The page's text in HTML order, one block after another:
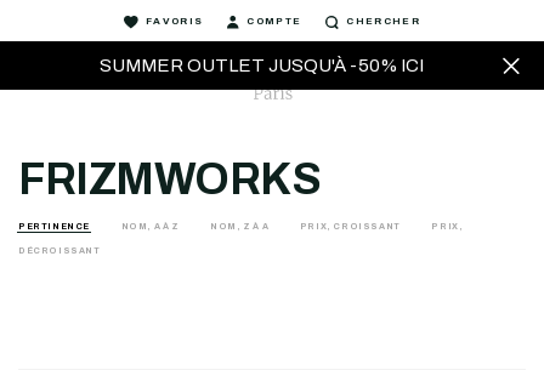
SUMMER OUTLET JUSQU'À -50% ICI
FAVORIS COMPTE CHERCHER
FRIZMWORKS
PERTINENCE NOM, A À Z NOM, Z À A PRIX, CROISSANT PRIX,
DÉCROISSANT